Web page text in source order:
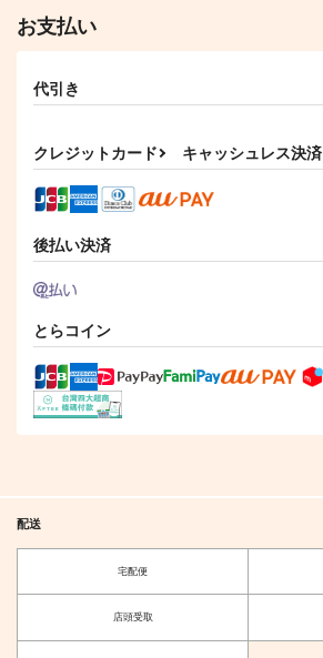
629円（税込）
風間蒼也×三雲修
ばうくらいは
たこやなぎ
550円
本音というのはなんと
お支払い
代引き
クレジットカード キャッシュレス決済
後払い決済
とらコイン
配送
宅配便
店頭受取